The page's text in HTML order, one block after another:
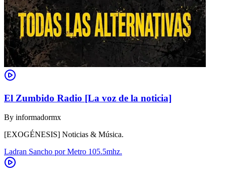
El Zumbido Radio [La voz de la noticia]
By informadormx
[EXOGÉNESIS] Noticias & Música.
Ladran Sancho por Metro 105.5mhz.